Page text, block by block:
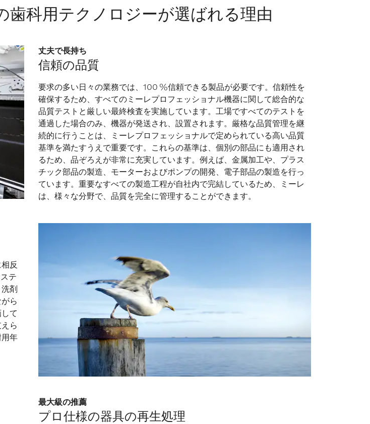
歯科用テクノロジーが選ばれる理由
丈夫で長持ち
信頼の品質
要求の多い日々の業務では、100 %信頼できる製品が必要です。信頼性を
確保するため、すべてのミーレプロフェッショナル機器に関して総合的な
品質テストと厳しい最終検査を実施しています。工場ですべてのテストを
通過した場合のみ、機器が発送され、設置されます。厳格な品質管理を継
続的に行うことは、ミーレプロフェッショナルで定められている高い品質
基準を満たすうえで重要です。これらの基準は、個別の部品にも適用され
るため、品ぞろえが非常に充実しています。例えば、金属加工や、プラス
チック部品の製造、モーターおよびポンプの開発、電子部品の製造を行っ
ています。重要なすべての製造工程が自社内で完結しているため、ミーレ
は、様々な分野で、品質を完全に管理することができます。
反
テ
剤
ら
て
ら
用年
最大級の推薦
プロ仕様の器具の再生処理